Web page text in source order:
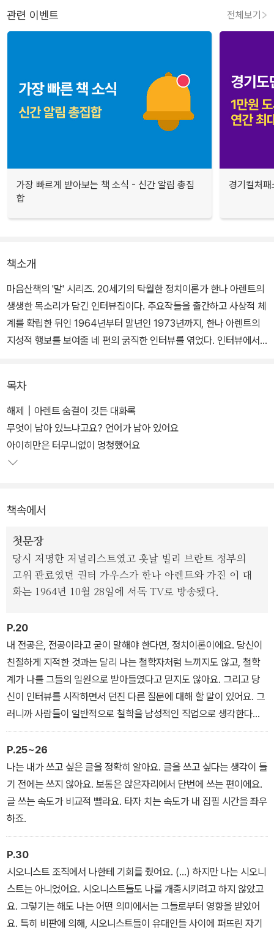
관련 이벤트 전체보기
가장 빠르게 받아보는 책 소식 - 신간 알림 총집
합
경기컬처
책소개
마음산책의 '말' 시리즈. 20세기의 탁월한 정치이론가 한나 아렌트의
생생한 목소리가 담긴 인터뷰집이다. 주요작들을 출간하고 사상적 체
계를 확립한 뒤인 1964년부터 말년인 1973년까지, 한나 아렌트의
지성적 행보를 보여줄 네 편의 굵직한 인터뷰를 엮었다. 인터뷰에서
세계와 인간을 말한다.
'공공 영역과 사적 영역', '악의 평범성' 등 한나 아렌트가 낳은 20세기
의 주요 개념들이 어떤 배경 속에서 구축되었는지 왜곡되지 않은 이
야기를 들을 수 있다. 특히 1973년의 인터뷰는 한나 아렌트가 세상을
유대교와 기독교라는 종교의 문제, 그리고 저서들에 관한 뒷이야기
말을 전한다.
목차
해제┃아렌트 숨결이 깃든 대화록
무엇이 남아 있느냐고요? 언어가 남아 있어요
아이히만은 터무니없이 멍청했어요
책속에서
첫문장
당시 저명한 저널리스트였고 훗날 빌리 브란트 정부의
고위 관료였던 권터 가우스가 한나 아렌트와 가진 이 대
화는 1964년 10월 28일에 서독 TV로 방송됐다.
P.20
내 전공은, 전공이라고 굳이 말해야 한다면, 정치이론이에요. 당신이
친절하게 지적한 것과는 달리 나는 철학자처럼 느끼지도 않고, 철학
계가 나를 그들의 일원으로 받아들였다고 믿지도 않아요. 그리고 당
신이 인터뷰를 시작하면서 던진 다른 질문에 대해 할 말이 있어요. 그
러니까 사람들이 일반적으로 철학을 남성적인 직업으로 생각한다는
얘기 말이에요. 철학이 남성적인 직업으로 남을 필요는 없어요!
P.25~26
나는 내가 쓰고 싶은 글을 정확히 알아요. 글을 쓰고 싶다는 생각이 들
기 전에는 쓰지 않아요. 보통은 앉은자리에서 단번에 쓰는 편이에요.
글 쓰는 속도가 비교적 빨라요. 타자 치는 속도가 내 집필 시간을 좌우
하죠.
P.30
시오니스트 조직에서 나한테 기회를 줬어요. (…) 하지만 나는 시오니
스트는 아니었어요. 시오니스트들도 나를 개종시키려고 하지 않았고
요. 그렇기는 해도 나는 어떤 의미에서는 그들로부터 영향을 받았어
요. 특히 비판에 의해, 시오니스트들이 유대인들 사이에 퍼뜨린 자기